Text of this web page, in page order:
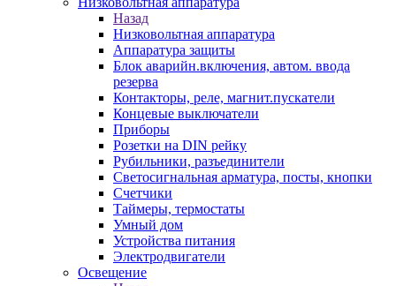
Назад
Низковольтная аппаратура
Аппаратура защиты
Блок аварийн.включения, автом. ввода
резерва
Контакторы, реле, магнит.пускатели
Концевые выключатели
Приборы
Розетки на DIN рейку
Рубильники, разъединители
Светосигнальная арматура, посты, кнопки
Счетчики
Таймеры, термостаты
Умный дом
Устройства питания
Электродвигатели
Освещение